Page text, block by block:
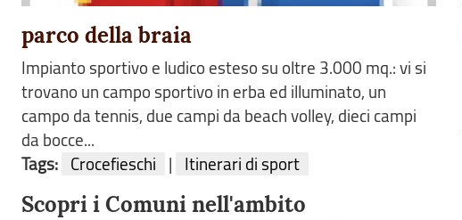
parco della braia
Impianto sportivo e ludico esteso su oltre 3.000 mq.: vi si
trovano un campo sportivo in erba ed illuminato, un
campo da tennis, due campi da beach volley, dieci campi
da bocce...
Tags: Crocefieschi | Itinerari di sport
Scopri i Comuni nell'ambito